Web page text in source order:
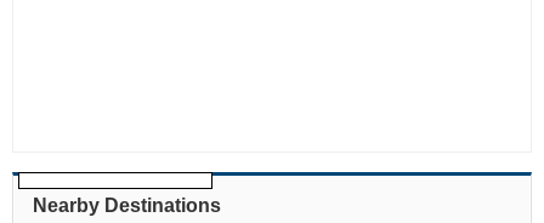
Nearby Destinations